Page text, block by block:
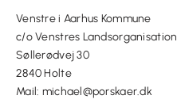
Venstre i Aarhus Kommune
c/o Venstres Landsorganisation
Søllerødvej 30
2840 Holte
Mail: michael@porskaer.dk